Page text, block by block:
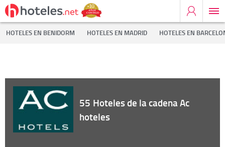
HOTELES EN BENIDORM HOTELES EN MADRID HOTELES EN
Inicio Cadenas Hoteleras Ac hoteles
55 Hoteles de la cadena Ac
hoteles